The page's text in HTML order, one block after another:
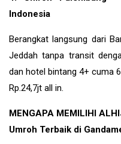
Indonesia
Berangkat langsung dari
Jeddah tanpa transit
dan hotel bintang 4+ cuma
Rp.24,7jt all in.
MENGAPA MEMILIHI
Umroh Terbaik di